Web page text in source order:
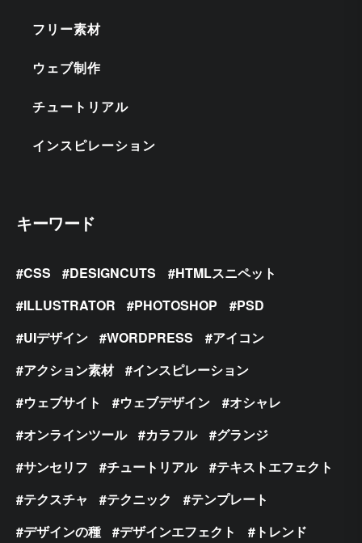
フリー素材
ウェブ制作
チュートリアル
インスピレーション
キーワード
CSS DESIGNCUTS
HTMLスニペット
ILLUSTRATOR
PHOTOSHOP
PSD
UIデザイン
WORDPRESS
アイコン
アクション素材
インスピレーション
ウェブサイト
ウェブデザイン
オシャレ
オンラインツール
カラフル
グランジ
サンセリフ
チュートリアル
テキストエフェクト
テクスチャ
テクニック
テンプレート
デザインの種
デザインエフェクト
トレンド